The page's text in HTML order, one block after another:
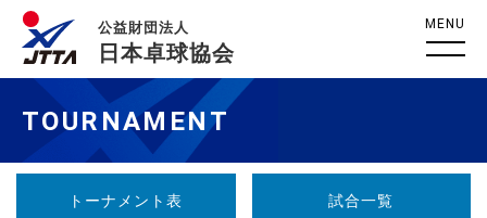
公益財団法人
日本卓球協会
MENU
TOURNAMENT
トーナメント表 試合一覧